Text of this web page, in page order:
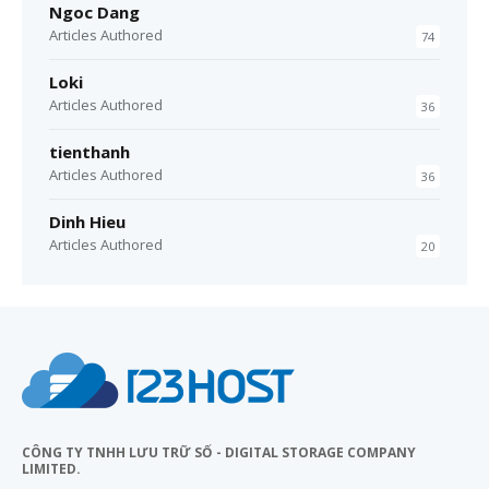
Ngoc Dang
Articles Authored 74
Loki
Articles Authored 36
tienthanh
Articles Authored 36
Dinh Hieu
Articles Authored 20
CÔNG TY TNHH LƯU TRỮ SỐ - DIGITAL STORAGE COMPANY
LIMITED.